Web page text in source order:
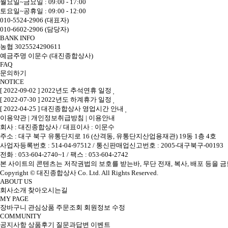
월요일~금요일 : 09:00 - 17:00
토요일~공휴일 : 09:00 - 12:00
010-5524-2906 (대표자)
010-6602-2906 (담당자)
BANK INFO
농협 3025524290611
예금주명 이문수 (대진종합상사)
FAQ
문의하기
NOTICE
[ 2022-09-02 ] 2022년도 추석연휴 일정
[ 2022-07-30 ] 2022년도 하계휴가 일정
[ 2022-04-25 ] 대진종합상사 영업시간 안내
이용약관 | 개인정보취급방침 | 이용안내
회사 : 대진종합상사 / 대표이사 : 이문수
주소 : 대구 북구 유통단지로 16 (산격동, 유통단지산업용재관) 19동 1층 4호
사업자등록번호 : 514-04-97512 / 통신판매업신고번호 : 2005-대구북구-00193
전화 : 053-604-2740~1 / 팩스 : 053-604-2742
본 사이트의 콘텐츠는 저작권법의 보호를 받는바, 무단 전재, 복사, 배포 등을
Copyright © 대진종합상사 Co. Ltd. All Rights Reserved.
ABOUT US
회사소개 찾아오시는길
MY PAGE
장바구니 관심상품 주문조회 회원정보 수정
COMMUNITY
공지사항 상품후기 질문과답변 이벤트